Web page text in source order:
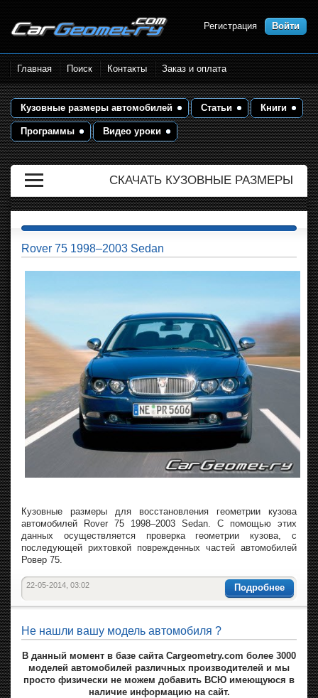
Размеры кузова автомобилей.
Контрольные точки и кузовные
размеры. Геометрия кузова
Регистрация Войти
Главная Поиск Контакты Заказ и оплата
Кузовные размеры автомобилей Статьи Книги
Программы Видео уроки
СКАЧАТЬ КУЗОВНЫЕ РАЗМЕРЫ
Rover 75 1998–2003 Sedan
Кузовные размеры для восстановления геометрии кузова
автомобилей Rover 75 1998–2003 Sedan. С помощью этих
данных осуществляется проверка геометрии кузова, с
последующей рихтовкой поврежденных частей автомобилей
Ровер 75.
Подробнее
22-05-2014, 03:02
Не нашли вашу модель автомобиля ?
В данный момент в базе сайта Cargeometry.com более 3000
моделей автомобилей различных производителей и мы
просто физически не можем добавить ВСЮ имеющуюся в
наличие информацию на сайт.